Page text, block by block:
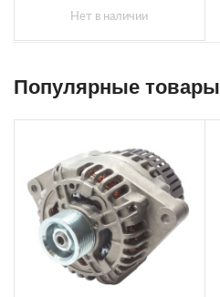
Нет в наличии
Популярные товары